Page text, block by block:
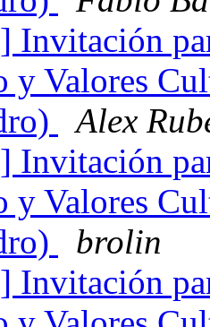
Invitación
y Valores
Alex
Invitación
y Valores
brolin
Invitación